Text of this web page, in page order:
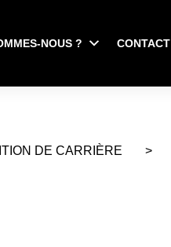
NOUS ? CONTACT
DE CARRIÈRE >